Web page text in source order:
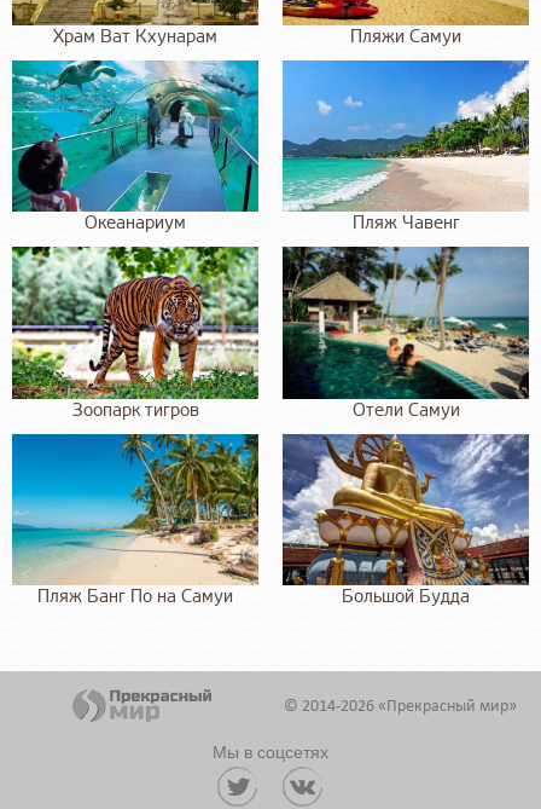
Храм Ват Кхунарам Пляжи Самуи
Океанариум Пляж Чавенг
Зоопарк тигров Отели Самуи
Пляж Банг По на Самуи Большой Будда
© 2014-2026 «Прекрасный мир»
Мы в соцсетях